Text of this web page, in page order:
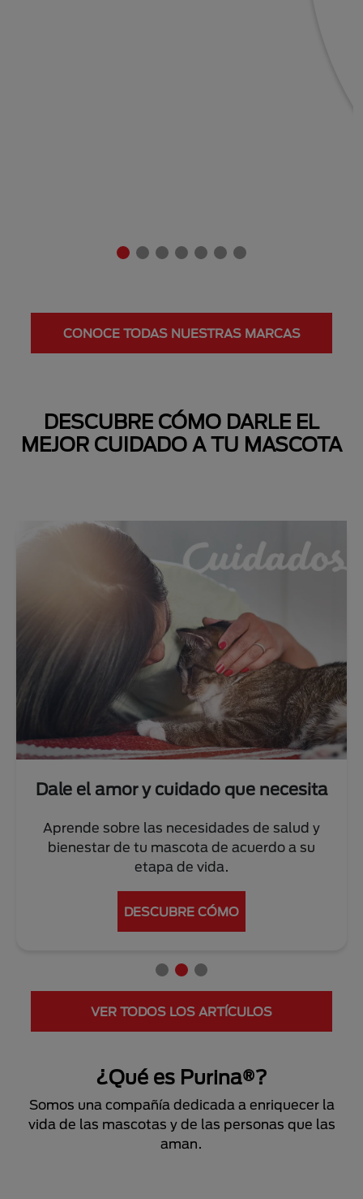
Next
CONOCE TODAS NUESTRAS MARCAS
DESCUBRE CÓMO DARLE EL
MEJOR CUIDADO A TU MASCOTA
Dale el amor y cuidado que necesita
Aprende sobre las necesidades de salud y
bienestar de tu mascota de acuerdo a su
etapa de vida.
DESCUBRE CÓMO
VER TODOS LOS ARTÍCULOS
¿Qué es Purina®?
Somos una compañía dedicada a enriquecer la
vida de las mascotas y de las personas que las
aman.